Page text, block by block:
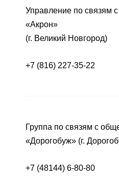
Управление по связям
«Акрон»
(г. Великий Новгород)
+7 (816) 227-35-22
Группа по связям с
«Дорогобуж» (г.
+7 (48144) 6-80-80